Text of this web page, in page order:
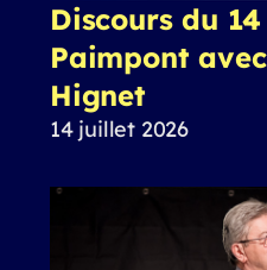
Discours du
Paimpont
Hignet
14 juillet 2026